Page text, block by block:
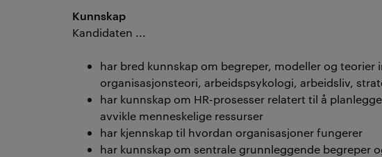
Kunnskap
Kandidaten ...
har bred kunnskap om begreper, modeller og teorier
organisasjonsteori, arbeidspsykologi, arbeidsliv,
har kunnskap om HR-prosesser relatert til å
avvikle menneskelige ressurser
har kjennskap til hvordan organisasjoner fungerer
har kunnskap om sentrale grunnleggende begreper